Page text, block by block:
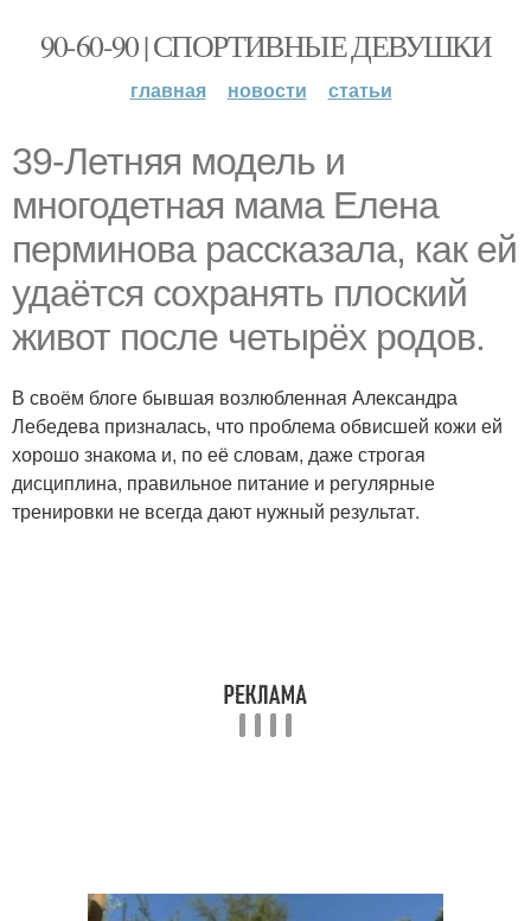
90-60-90 | СПОРТИВНЫЕ ДЕВУШКИ
главная новости статьи
39-Летняя модель и
многодетная мама Елена
перминова рассказала, как ей
удаётся сохранять плоский
живот после четырёх родов.
В своём блоге бывшая возлюбленная Александра
Лебедева призналась, что проблема обвисшей кожи ей
хорошо знакома и, по её словам, даже строгая
дисциплина, правильное питание и регулярные
тренировки не всегда дают нужный результат.